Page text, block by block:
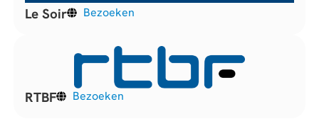
Le Soir Bezoeken
RTBF Bezoeken